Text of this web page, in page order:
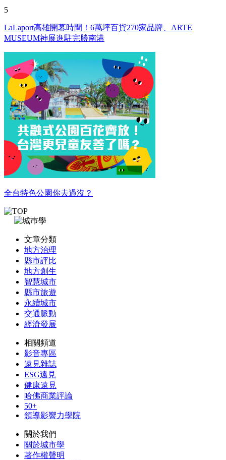
5
LaLaport高雄開幕時間！6萬坪百貨270家品牌、ARTE
MUSEUM神展進駐完勝南港
全台特色公園你去過沒？
文章分類
地方治理
縣市評比
地方創生
智慧城市
縣市旅遊
永續城市
交通脈動
經濟發展
相關頻道
影音專區
遠見雜誌
ESG遠見
健康遠見
哈佛商業評論
50+
領導影響力學院
關於我們
關於城市學
著作權聲明